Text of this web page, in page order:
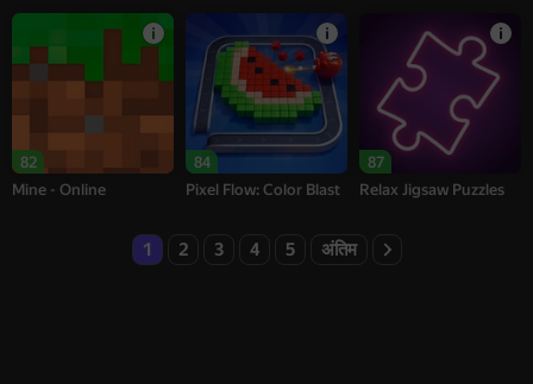
82
Mine - Online
84
Pixel Flow: Color Blast
87
Relax Jigsaw Puzzles
1 2 3 4 5 अंतिम